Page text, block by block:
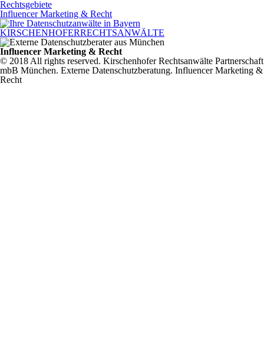
Rechtsgebiete
Influencer Marketing & Recht
KIRSCHENHOFERRECHTSANWÄLTE
Influencer Marketing & Recht
© 2018 All rights reserved. Kirschenhofer Rechtsanwälte Partnerschaft
mbB München. Externe Datenschutzberatung. Influencer Marketing &
Recht